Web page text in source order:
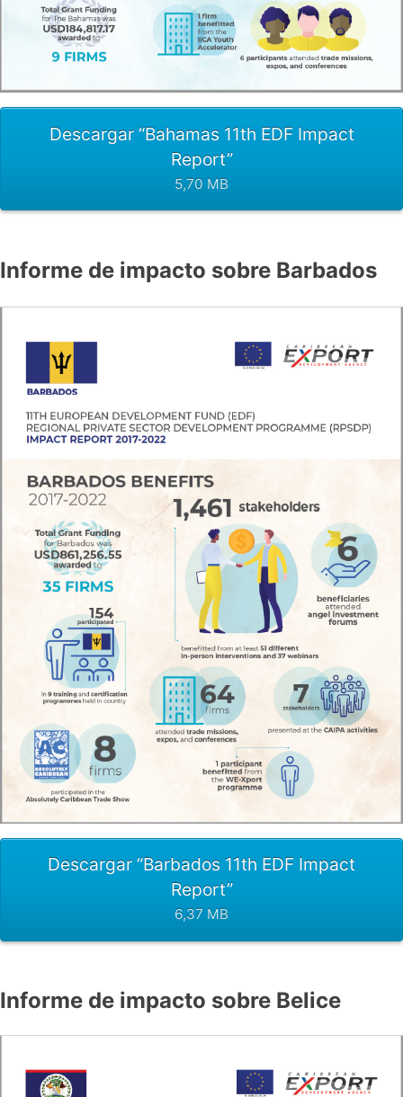
Descargar “Bahamas 11th EDF Impact
Report”
5,70 MB
Informe de impacto sobre Barbados
Descargar “Barbados 11th EDF Impact
Report”
6,37 MB
Informe de impacto sobre Belice